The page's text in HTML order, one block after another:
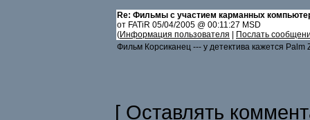
Re: Фильмы с участием карманных
от FATiR 05/04/2005 @ 00:11:27 MSD
(Информация пользователя
Послать
Фильм Корсиканец --- у детектива кажется Palm
[ Оставлять